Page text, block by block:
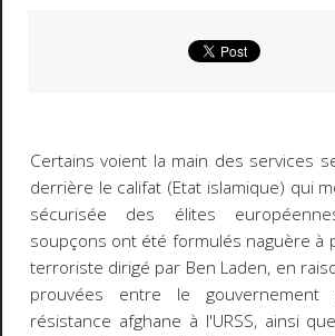
Certains voient la main des services
derrière le califat (Etat islamique) qui
sécurisée des élites
soupçons ont été formulés naguère à
terroriste dirigé par Ben Laden, en
prouvées entre le gouvernement
résistance afghane à l'URSS, ainsi